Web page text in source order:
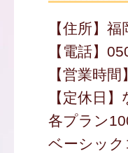
【住所】
【電話】
【営業時
【定休日】
各プラン
ベーシック